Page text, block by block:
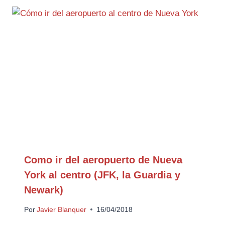
Como ir del aeropuerto de Nueva
York al centro (JFK, la Guardia y
Newark)
Por Javier Blanquer 16/04/2018